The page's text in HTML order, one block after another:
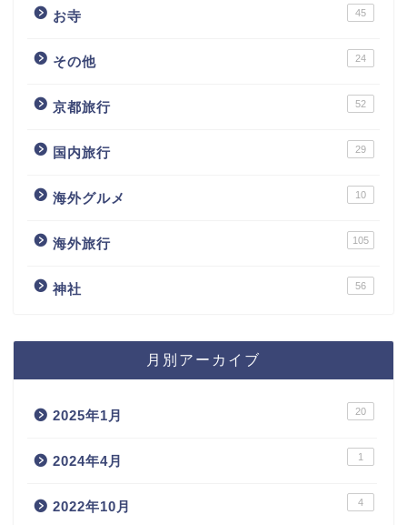
お寺 45
その他 24
京都旅行 52
国内旅行 29
海外グルメ 10
海外旅行 105
神社 56
月別アーカイブ
2025年1月 20
2024年4月 1
2022年10月 4